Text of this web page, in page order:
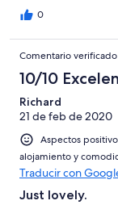
0
Comentario verificado
10/10
Richard
21 de feb de 2020
Aspectos
alojamiento y
Traducir con
Just lovely.